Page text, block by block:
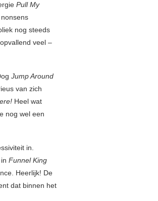
Pull My
nog steeds
veel –
Jump Around
van zich
Heel wat
nog wel een
in.
Funnel King
Heerlijk! De
dat binnen het